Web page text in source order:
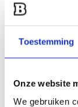
Toestemming
Onze website
We gebruiken